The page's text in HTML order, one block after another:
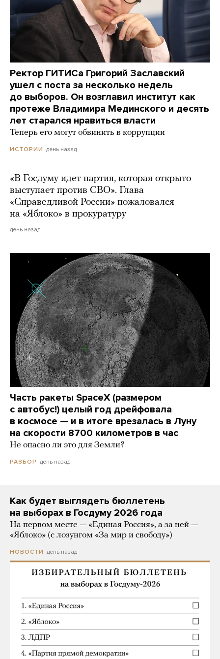
Ректор ГИТИСа Григорий Заславский
ушел с поста за несколько недель
до выборов. Он возглавил институт как
протеже Владимира Мединского и десять
лет старался нравиться власти
Теперь его могут обвинить в коррупции
ИСТОРИИ день назад
«В Госдуму идет партия, которая открыто
выступает против СВО». Глава
«Справедливой России» пожаловался
на «Яблоко» в прокуратуру
день назад
Часть ракеты SpaceX (размером
с автобус!) целый год дрейфовала
в космосе — и в итоге врезалась в Луну
на скорости 8700 километров в час
Не опасно ли это для Земли?
РАЗБОР день назад
Как будет выглядеть бюллетень
на выборах в Госдуму 2026 года
На первом месте — «Единая Россия», а за ней —
«Яблоко» (с лозунгом «За мир и свободу»)
НОВОСТИ день назад